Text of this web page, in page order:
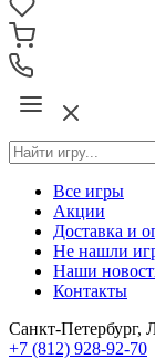
Все игры
Акции
Доставка и
Не нашли
Наши
Контакты
Санкт-Петербург,
+7 (812) 928-92-70